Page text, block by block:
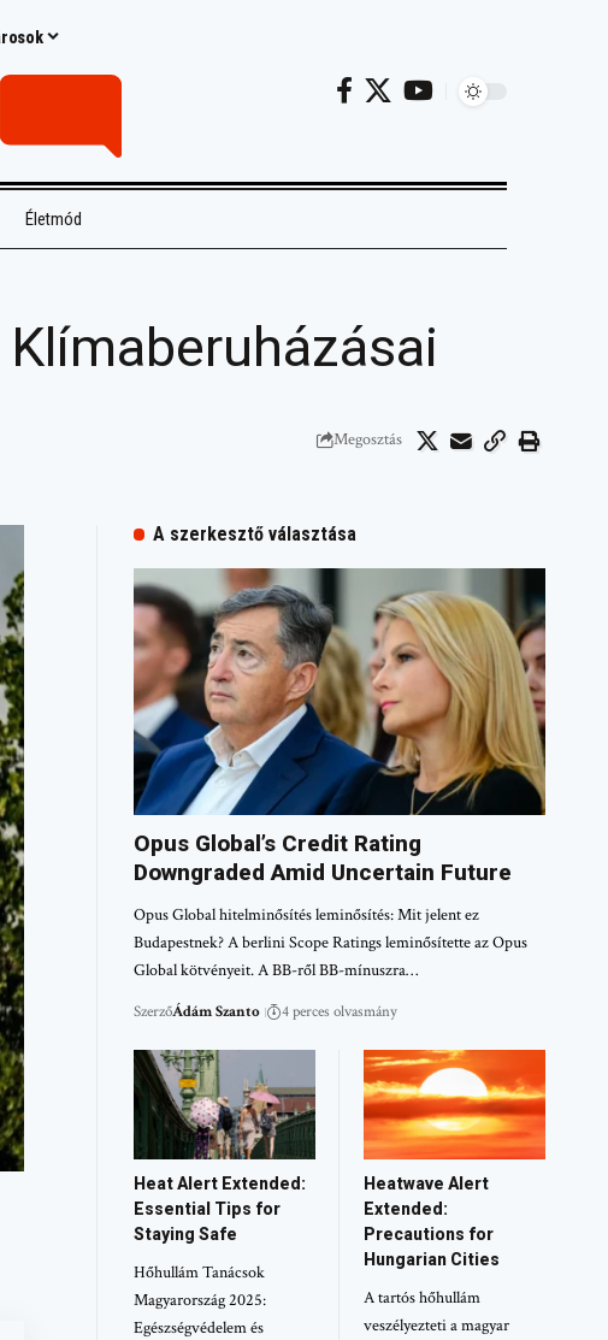
Életmód
Megosztás
A szerkesztő választása
Opus Global’s Credit Rating
Downgraded Amid Uncertain Future
Opus Global hitelminősítés leminősítés: Mit jelent ez
Budapestnek? A berlini Scope Ratings leminősítette az Opus
Global kötvényeit. A BB-ről BB-mínuszra…
SzerzőÁdám Szanto 4 perces olvasmány
Heat Alert Extended:
Essential Tips for
Staying Safe
Hőhullám Tanácsok
Magyarország 2025:
Egészségvédelem és
Heatwave Alert
Extended:
Precautions for
Hungarian Cities
A tartós hőhullám
veszélyezteti a magyar